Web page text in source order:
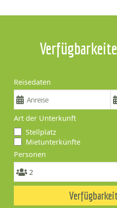
Reisedaten
Art der Unterkunft
Stellplatz
Mietunterkünfte
Personen